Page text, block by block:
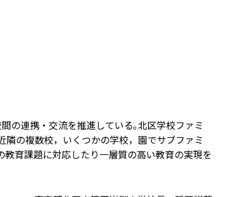
の連携・交流を推進している｡北区学校ファミ
の複数校，いくつかの学校，園でサブファミ
育課題に対応したり一層質の高い教育の実現を